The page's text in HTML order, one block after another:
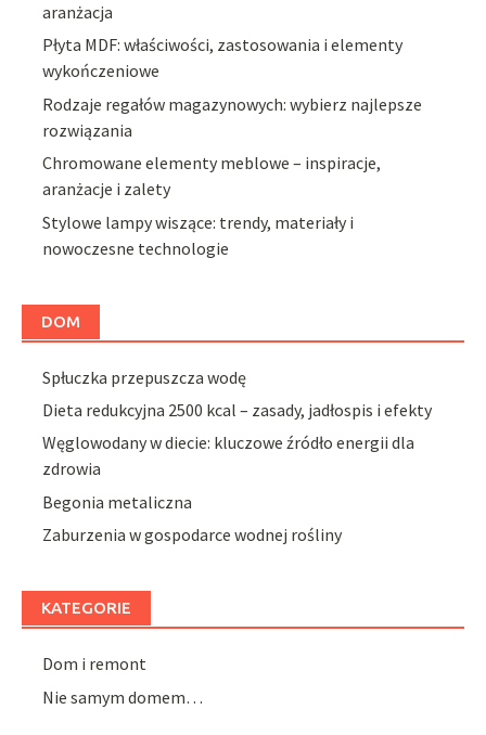
aranżacja
Płyta MDF: właściwości, zastosowania i elementy
wykończeniowe
Rodzaje regałów magazynowych: wybierz najlepsze
rozwiązania
Chromowane elementy meblowe – inspiracje,
aranżacje i zalety
Stylowe lampy wiszące: trendy, materiały i
nowoczesne technologie
DOM
Spłuczka przepuszcza wodę
Dieta redukcyjna 2500 kcal – zasady, jadłospis i efekty
Węglowodany w diecie: kluczowe źródło energii dla
zdrowia
Begonia metaliczna
Zaburzenia w gospodarce wodnej rośliny
KATEGORIE
Dom i remont
Nie samym domem…